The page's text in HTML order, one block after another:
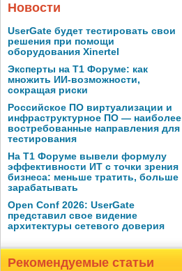
Новости
UserGate будет тестировать свои
решения при помощи
оборудования Xinertel
Эксперты на Т1 Форуме: как
множить ИИ-возможности,
сокращая риски
Российское ПО виртуализации и
инфраструктурное ПО — наиболее
востребованные направления для
тестирования
На Т1 Форуме вывели формулу
эффективности ИТ с точки зрения
бизнеса: меньше тратить, больше
зарабатывать
Open Conf 2026: UserGate
представил свое видение
архитектуры сетевого доверия
Рекомендуемые статьи